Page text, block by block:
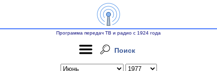
Программа передач ТВ и радио с 1924 года
Поиск